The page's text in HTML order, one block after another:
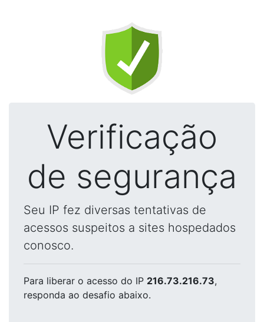
Verificação
de segurança
Seu IP fez diversas tentativas de
acessos suspeitos a sites hospedados
conosco.
Para liberar o acesso do IP 216.73.216.73,
responda ao desafio abaixo.